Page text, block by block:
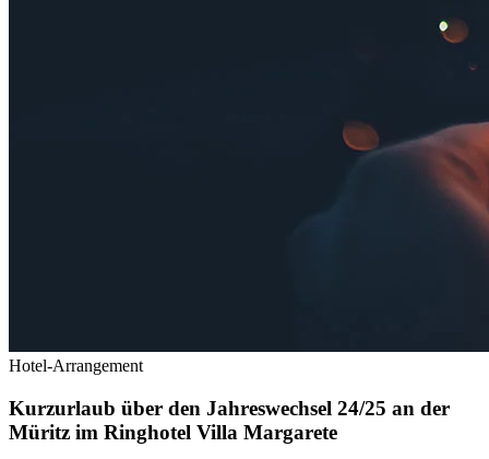
Hotel-Arrangement
Kurzurlaub über den Jahreswechsel 24/25 an der
Müritz im Ringhotel Villa Margarete